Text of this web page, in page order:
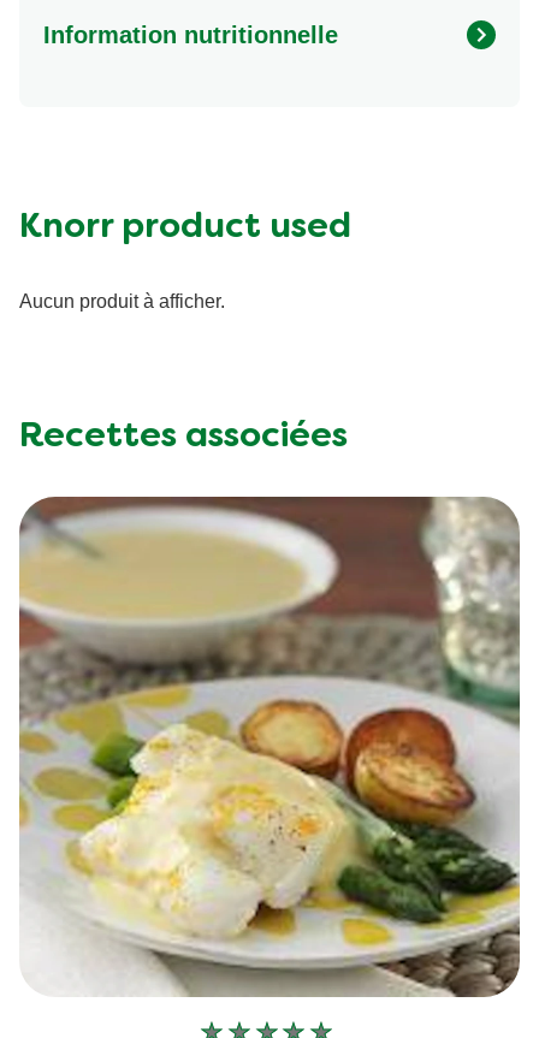
Information nutritionnelle
Knorr product used
Aucun produit à afficher.
Recettes associées